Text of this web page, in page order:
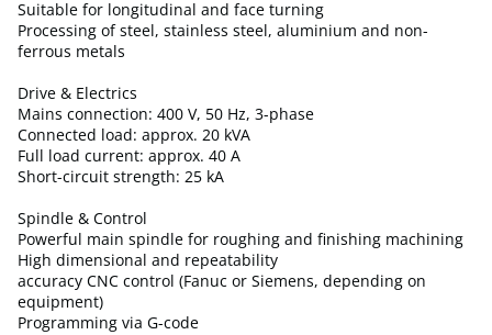
Suitable for longitudinal and face turning
Processing of steel, stainless steel, aluminium and non-
ferrous metals
Drive & Electrics
Mains connection: 400 V, 50 Hz, 3-phase
Connected load: approx. 20 kVA
Full load current: approx. 40 A
Short-circuit strength: 25 kA
Spindle & Control
Powerful main spindle for roughing and finishing machining
High dimensional and repeatability
accuracy CNC control (Fanuc or Siemens, depending on
equipment)
Programming via G-code